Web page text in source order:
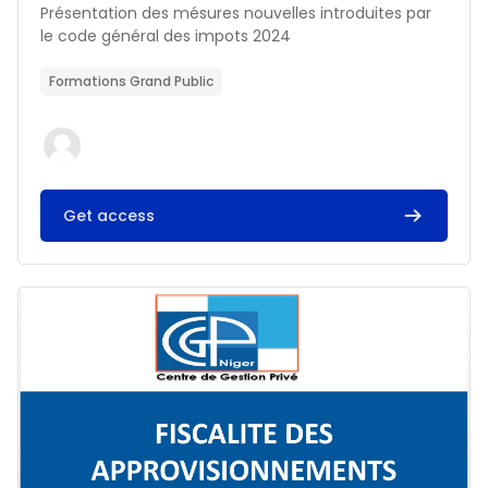
Résumé du cours :
Présentation des mésures nouvelles introduites par
le code général des impots 2024
Formations Grand Public
Get access
Image du cours FISCALITE DES APPROVISIONNEMENTS